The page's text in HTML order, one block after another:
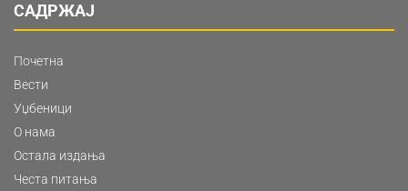
САДРЖАЈ
Почетна
Вести
Уџбеници
О нама
Остала издања
Честа питања